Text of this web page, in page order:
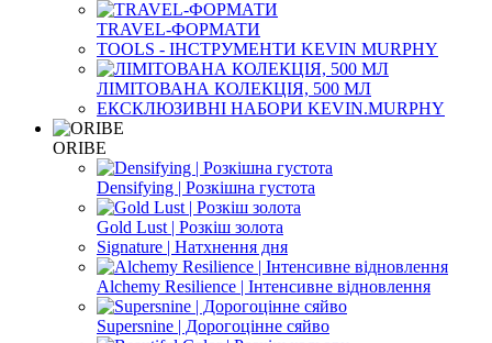
TRAVEL-ФОРМАТИ
TOOLS - ІНСТРУМЕНТИ KEVIN MURPHY
ЛІМІТОВАНА КОЛЕКЦІЯ, 500 МЛ
ЕКСКЛЮЗИВНІ НАБОРИ KEVIN.MURPHY
ORIBE
Densifying | Розкішна густота
Gold Lust | Розкіш золота
Signature | Натхнення дня
Alchemy Resilience | Інтенсивне відновлення
Supersnine | Дорогоцінне сяйво